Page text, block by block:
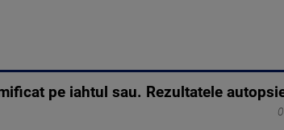
pe iahtul sau. Rezultatele